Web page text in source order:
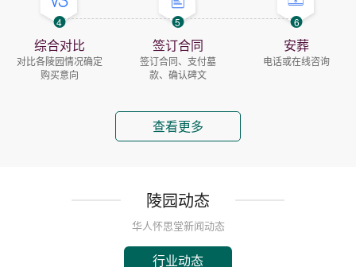
4
综合对比
对比各陵园情况确定
购买意向
5
签订合同
签订合同、支付墓
款、确认碑文
6
安葬
电话或在线咨询
查看更多
陵园动态
华人怀思堂新闻动态
行业动态